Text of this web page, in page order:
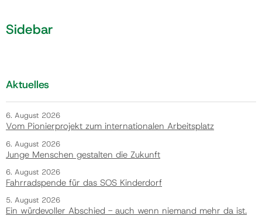
Sidebar
Aktuelles
6. August 2026
Vom Pionierprojekt zum internationalen Arbeitsplatz
6. August 2026
Junge Menschen gestalten die Zukunft
6. August 2026
Fahrradspende für das SOS Kinderdorf
5. August 2026
Ein würdevoller Abschied - auch wenn niemand mehr da ist.